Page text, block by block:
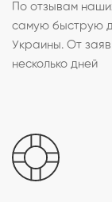
По отзывам
самую быструю
Украины. От
несколько дней